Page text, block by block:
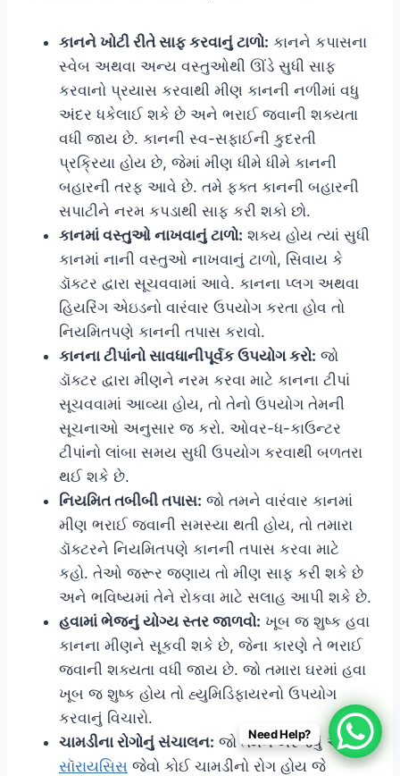
કાનને ખોટી રીતે સાફ કરવાનું ટાળો: કાનને કપાસના
સ્વેબ અથવા અન્ય વસ્તુઓથી ઊંડે સુધી સાફ
કરવાનો પ્રયાસ કરવાથી મીણ કાનની નળીમાં વધુ
અંદર ધકેલાઈ શકે છે અને ભરાઈ જવાની શક્યતા
વધી જાય છે. કાનની સ્વ-સફાઈની કુદરતી
પ્રક્રિયા હોય છે, જેમાં મીણ ધીમે ધીમે કાનની
બહારની તરફ આવે છે. તમે ફક્ત કાનની બહારની
સપાટીને નરમ કપડાથી સાફ કરી શકો છો.
કાનમાં વસ્તુઓ નાખવાનું ટાળો: શક્ય હોય ત્યાં સુધી
કાનમાં નાની વસ્તુઓ નાખવાનું ટાળો, સિવાય કે
ડૉક્ટર દ્વારા સૂચવવામાં આવે. કાનના પ્લગ અથવા
હિયરિંગ એઇડનો વારંવાર ઉપયોગ કરતા હોવ તો
નિયમિતપણે કાનની તપાસ કરાવો.
કાનના ટીપાંનો સાવધાનીપૂર્વક ઉપયોગ કરો: જો
ડૉક્ટર દ્વારા મીણને નરમ કરવા માટે કાનના ટીપાં
સૂચવવામાં આવ્યા હોય, તો તેનો ઉપયોગ તેમની
સૂચનાઓ અનુસાર જ કરો. ઓવર-ધ-કાઉન્ટર
ટીપાંનો લાંબા સમય સુધી ઉપયોગ કરવાથી બળતરા
થઈ શકે છે.
નિયમિત તબીબી તપાસ: જો તમને વારંવાર કાનમાં
મીણ ભરાઈ જવાની સમસ્યા થતી હોય, તો તમારા
ડૉક્ટરને નિયમિતપણે કાનની તપાસ કરવા માટે
કહો. તેઓ જરૂર જણાય તો મીણ સાફ કરી શકે છે
અને ભવિષ્યમાં તેને રોકવા માટે સલાહ આપી શકે છે.
હવામાં ભેજનું યોગ્ય સ્તર જાળવો: ખૂબ જ શુષ્ક હવા
કાનના મીણને સૂકવી શકે છે, જેના કારણે તે ભરાઈ
જવાની શક્યતા વધી જાય છે. જો તમારા ઘરમાં હવા
ખૂબ જ શુષ્ક હોય તો હ્યુમિડિફાયરનો ઉપયોગ
કરવાનું વિચારો.
ચામડીના રોગોનું સંચાલન: જો તમને ખરજવું અથવા
સૉરાયસિસ જેવો કોઈ ચામડીનો રોગ હોય જે
Need Help?